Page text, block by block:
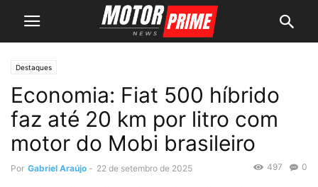
Destaques
Economia: Fiat 500 híbrido
faz até 20 km por litro com
motor do Mobi brasileiro
Por Gabriel Araújo - 22 de setembro de 2025 0
497